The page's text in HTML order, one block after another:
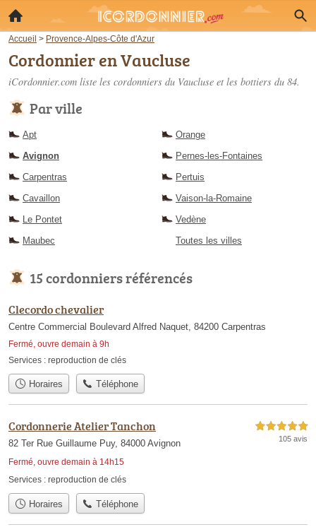
Accueil > Provence-Alpes-Côte d'Azur
Cordonnier en Vaucluse
iCordonnier.com liste les cordonniers du Vaucluse et les bottiers du 84.
Par ville
Apt
Avignon
Carpentras
Cavaillon
Le Pontet
Maubec
Orange
Pernes-les-Fontaines
Pertuis
Vaison-la-Romaine
Vedène
Toutes les villes
15 cordonniers référencés
Clecordo chevalier
Centre Commercial Boulevard Alfred Naquet, 84200 Carpentras
Fermé, ouvre demain à 9h
Services : reproduction de clés
Horaires Téléphone
Cordonnerie Atelier Tanchon
82 Ter Rue Guillaume Puy, 84000 Avignon
Fermé, ouvre demain à 14h15
5,0 étoiles sur 5
105 avis
Services : reproduction de clés
Horaires Téléphone